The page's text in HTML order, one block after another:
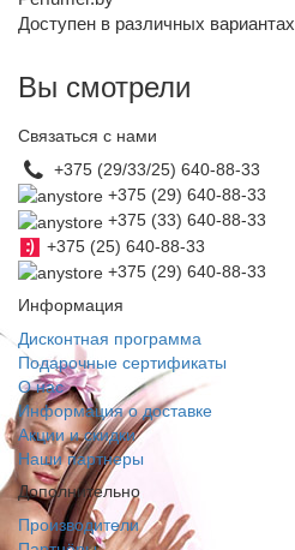
Доступен в различных
Вы смотрели
Связаться с нами
+375 (29/33/25) 640-88-33
+375 (29) 640-88-33
+375 (33) 640-88-33
+375 (25) 640-88-33
+375 (29) 640-88-33
Информация
Дисконтная программа
Подарочные сертификаты
О нас
Информация о доставке
Акции и скидки
Наши партнеры
Дополнительно
Производители